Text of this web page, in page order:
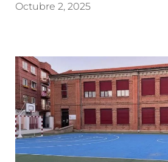
Octubre 2, 2025